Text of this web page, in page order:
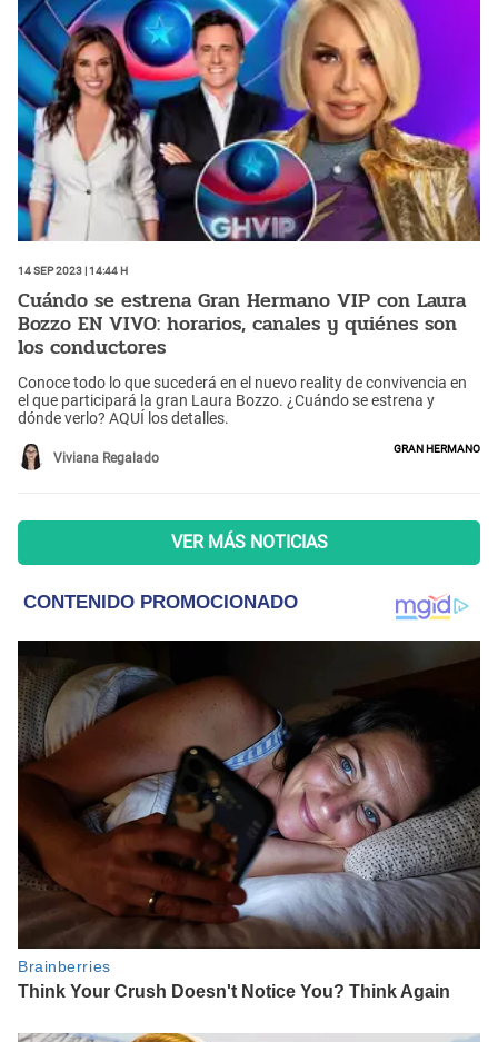
14 Sep 2023 | 14:44 h
Cuándo se estrena Gran Hermano VIP con Laura
Bozzo EN VIVO: horarios, canales y quiénes son
los conductores
Conoce todo lo que sucederá en el nuevo reality de convivencia en
el que participará la gran Laura Bozzo. ¿Cuándo se estrena y
dónde verlo? AQUÍ los detalles.
Viviana Regalado
Gran Hermano
VER MÁS NOTICIAS